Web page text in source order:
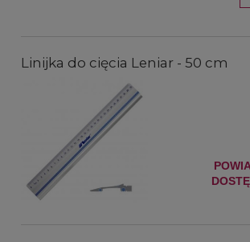
Linijka do cięcia Leniar - 50 cm